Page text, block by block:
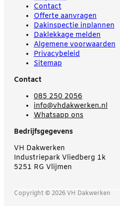
Contact
Offerte aanvragen
Dakinspectie inplannen
Daklekkage melden
Algemene voorwaarden
Privacybeleid
Sitemap
Contact
085 250 2056
info@vhdakwerken.nl
Whatsapp ons
Bedrijfsgegevens
VH Dakwerken
Industriepark Vliedberg 1k
5251 RG Vlijmen
Copyright © 2026 VH Dakwerken